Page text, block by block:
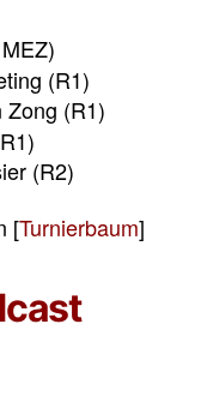
(R1)
Zong (R1)
(R2)
[Turnierbaum]